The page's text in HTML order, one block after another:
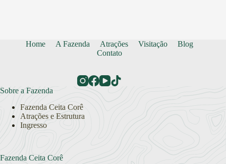
Home A Fazenda Atrações Visitação
Blog
Contato
Sobre a Fazenda
Fazenda Ceita Corê
Atrações e Estrutura
Ingresso
Fazenda Ceita Corê